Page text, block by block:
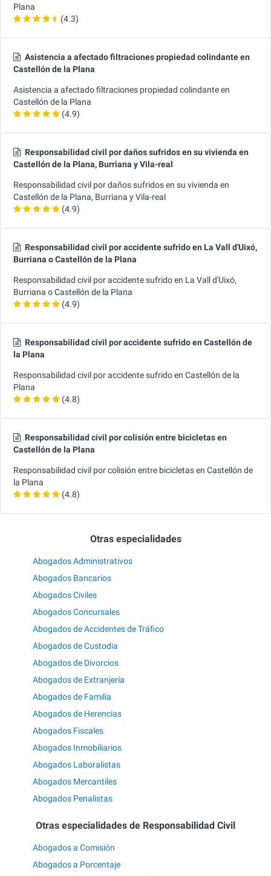
Plana
(4.3)
Asistencia a afectado filtraciones propiedad colindante en
Castellón de la Plana
Asistencia a afectado filtraciones propiedad colindante en
Castellón de la Plana
(4.9)
Responsabilidad civil por daños sufridos en su vivienda en
Castellón de la Plana, Burriana y Vila-real
Responsabilidad civil por daños sufridos en su vivienda en
Castellón de la Plana, Burriana y Vila-real
(4.9)
Responsabilidad civil por accidente sufrido en La Vall d'Uixó,
Burriana o Castellón de la Plana
Responsabilidad civil por accidente sufrido en La Vall d'Uixó,
Burriana o Castellón de la Plana
(4.9)
Responsabilidad civil por accidente sufrido en Castellón de
la Plana
Responsabilidad civil por accidente sufrido en Castellón de la
Plana
(4.8)
Responsabilidad civil por colisión entre bicicletas en
Castellón de la Plana
Responsabilidad civil por colisión entre bicicletas en Castellón de
la Plana
(4.8)
Otras especialidades
Abogados Administrativos
Abogados Bancarios
Abogados Civiles
Abogados Concursales
Abogados de Accidentes de Tráfico
Abogados de Custodia
Abogados de Divorcios
Abogados de Extranjería
Abogados de Familia
Abogados de Herencias
Abogados Fiscales
Abogados Inmobiliarios
Abogados Laboralistas
Abogados Mercantiles
Abogados Penalistas
Otras especialidades de Responsabilidad Civil
Abogados a Comisión
Abogados a Porcentaje